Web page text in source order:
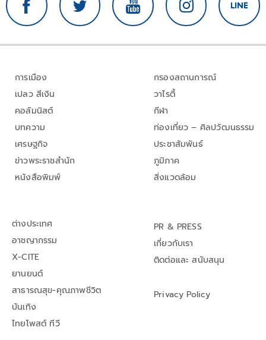
การเมือง
เปลว สีเงิน
คอลัมนิสต์
บทความ
เศรษฐกิจ
ข่าวพระราชสำนัก
หนังสือพิมพ์
กรองสถานการณ์
วาไรตี้
กีฬา
ท่องเที่ยว – ศิลปวัฒนธรรม
ประชาสัมพันธ์
ภูมิภาค
สิ่งแวดล้อม
ต่างประเทศ
อาชญากรรม
X-CITE
ยานยนต์
สาธารณสุข-คุณภาพชีวิต
บันเทิง
ไทยโพสต์ ทีวี
PR & PRESS
เกี่ยวกับเรา
ติดต่อและ สนับสนุน
Privacy Policy